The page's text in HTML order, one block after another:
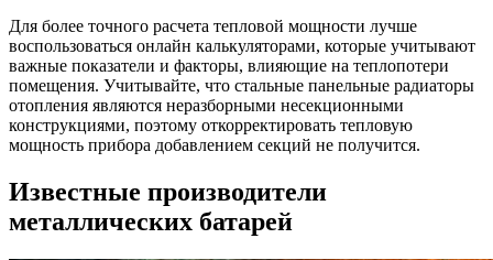
Для более точного расчета тепловой мощности лучше
воспользоваться онлайн калькуляторами, которые учитывают
важные показатели и факторы, влияющие на теплопотери
помещения. Учитывайте, что стальные панельные радиаторы
отопления являются неразборными несекционными
конструкциями, поэтому откорректировать тепловую
мощность прибора добавлением секций не получится.
Известные производители
металлических батарей